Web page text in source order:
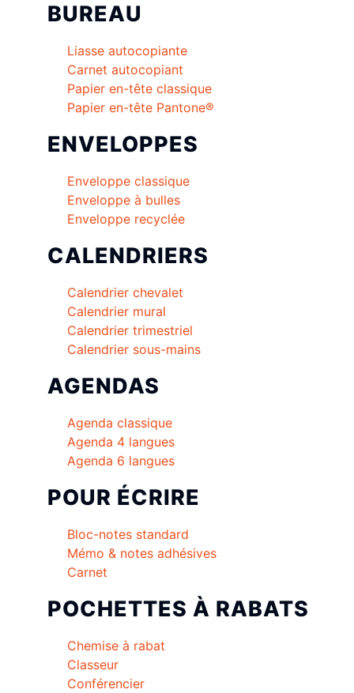
BUREAU
Liasse autocopiante
Carnet autocopiant
Papier en-tête classique
Papier en-tête Pantone®
ENVELOPPES
Enveloppe classique
Enveloppe à bulles
Enveloppe recyclée
CALENDRIERS
Calendrier chevalet
Calendrier mural
Calendrier trimestriel
Calendrier sous-mains
AGENDAS
Agenda classique
Agenda 4 langues
Agenda 6 langues
POUR ÉCRIRE
Bloc-notes standard
Mémo & notes adhésives
Carnet
POCHETTES À RABATS
Chemise à rabat
Classeur
Conférencier